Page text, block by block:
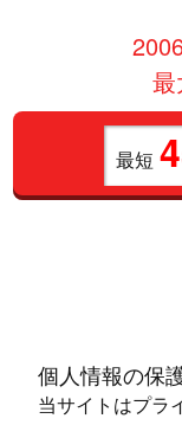
最
最短
個人情報の保
当サイトはプラ